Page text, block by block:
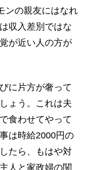
ンの親友にはなれ
収入差別ではな
が近い人の方が
に片方が奢って
ょう。これは夫
食わせてやって
は時給2000円の
たら、もはや対
人と家政婦の関